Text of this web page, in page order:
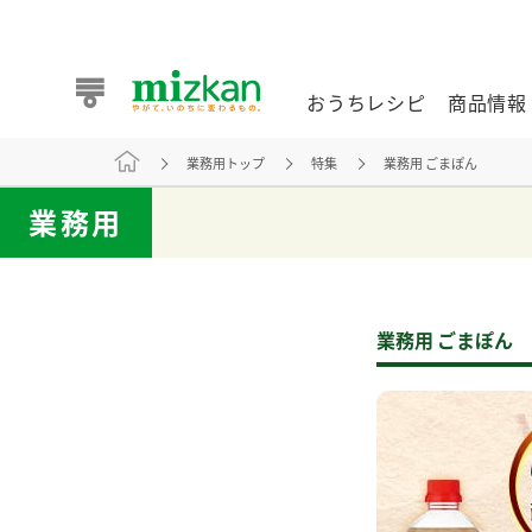
おうちレシピ
おうちレシピ
また食べたいが見つかる。ミツカンからのおすすめレシピを
商品情報
商品情報 トップ
企業情報 トップ
お客様相談センター トップ
ミツカン公式通販
業務用トップ 特集 業務用 ごまぽん
業務用
業務用 ごまぽん